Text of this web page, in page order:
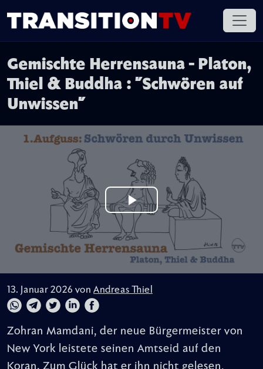
Gemischte Herrensauna - Platon,
Thiel & Buddha : "Schwören auf
Unwissen"
13. Januar 2026 von Andreas Thiel
Zohran Mamdani, der neue Bürgermeister von
New York leistete seinen Amtseid auf den
Koran. Zum Glück hat er ihn nicht gelesen,